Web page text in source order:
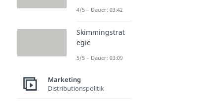
4/5 – Dauer: 03:42
Skimmingstrat
egie
5/5 – Dauer: 03:09
Marketing
Distributionspolitik